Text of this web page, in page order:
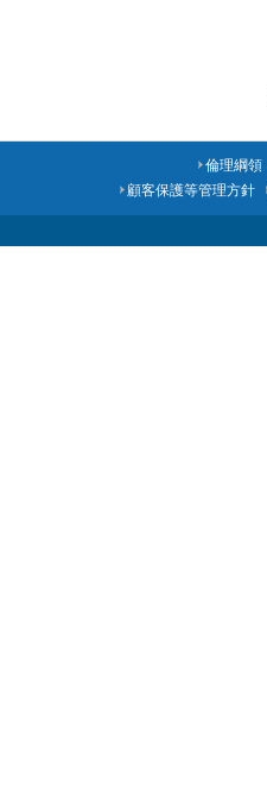
倫理綱領
顧客保護等管理方針